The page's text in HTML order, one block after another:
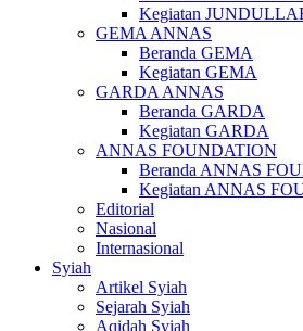
Kegiatan
GEMA ANNAS
Beranda GEMA
Kegiatan GEMA
GARDA ANNAS
Beranda GARDA
Kegiatan GARDA
ANNAS FOUNDATION
Beranda ANNAS
Kegiatan ANNAS
Editorial
Nasional
Internasional
Syiah
Artikel Syiah
Sejarah Syiah
Aqidah Syiah